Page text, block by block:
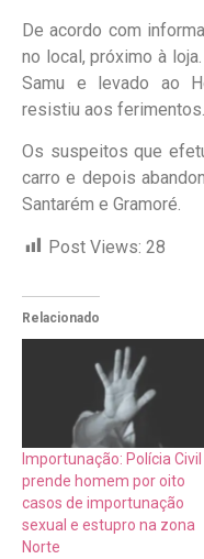
De acordo com
no local, próximo à
Samu e levado ao
resistiu aos ferimentos.
Os suspeitos que
carro e depois
Santarém e Gramoré.
Post Views: 28
Relacionado
Importunação: Polícia Civil
prende homem por oito
casos de importunação
sexual e estupro na zona
Norte